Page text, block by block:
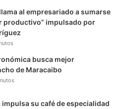
m
al empresariado a sumarse
productivo” impulsado por
busca mejor
de Maracaibo
impulsa su café de especialidad